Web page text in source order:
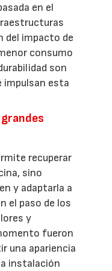
en el
del impacto de
consumo
son
impulsan esta
recuperar
sino
y adaptarla a
el paso de los
y
fueron
una apariencia
instalación